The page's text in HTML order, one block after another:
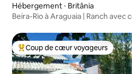
Hébergement ⋅ Britânia
Beira-Rio à Araguaia | Ranch avec
Coups de cœur voyageurs les plus
Coup de cœur voyageurs